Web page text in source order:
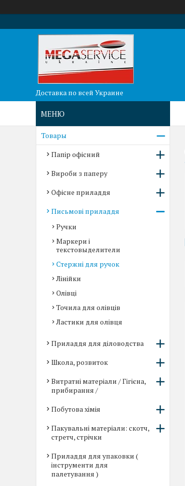
Доставка по всей Украине
Товары
Папір офісний
Вироби з паперу
Офісне приладдя
Письмові приладдя
Ручки
Маркери і
текстовыделители
Стержні для ручок
Лінійки
Олівці
Точила для олівців
Ластики для олівця
Приладдя для діловодства
Школа, розвиток
Витратні матеріали / Гігієна,
прибирання /
Побутова хімія
Пакувальні матеріали: скотч,
стретч, стрічки
Приладдя для упаковки (
інструменти для
палетування )